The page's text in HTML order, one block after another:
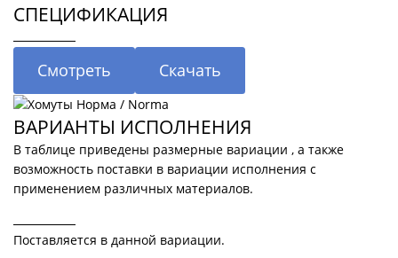
СПЕЦИФИКАЦИЯ
Смотреть Скачать
ВАРИАНТЫ ИСПОЛНЕНИЯ
В таблице приведены размерные вариации , а также
возможность поставки в вариации исполнения с
применением различных материалов.
Поставляется в данной вариации.